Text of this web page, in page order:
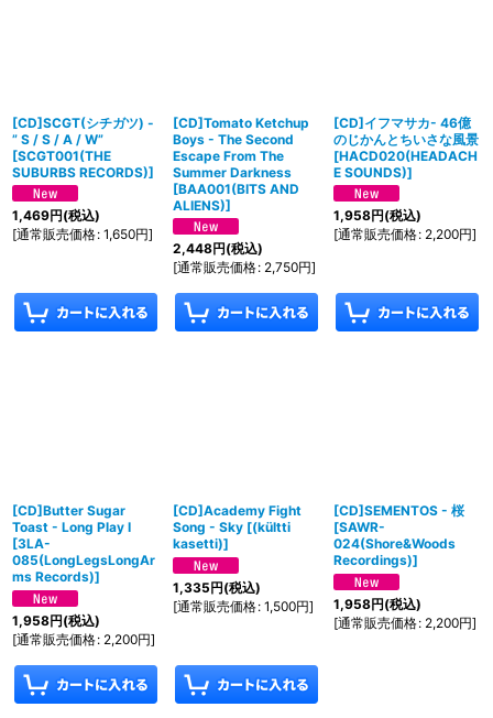
[CD]SCGT(シチガツ) -
” S / S / A / W”
[SCGT001(THE
SUBURBS RECORDS)]
1,469円(税込)
[通常販売価格: 1,650円]
[CD]Tomato Ketchup
Boys - The Second
Escape From The
Summer Darkness
[BAA001(BITS AND
ALIENS)]
2,448円(税込)
[通常販売価格: 2,750円]
[CD]イフマサカ- 46億
のじかんとちいさな風景
[HACD020(HEADACH
E SOUNDS)]
1,958円(税込)
[通常販売価格: 2,200円]
[CD]Butter Sugar
Toast - Long Play I
[3LA-
085(LongLegsLongAr
ms Records)]
1,958円(税込)
[通常販売価格: 2,200円]
[CD]Academy Fight
Song - Sky [(kültti
kasetti)]
1,335円(税込)
[通常販売価格: 1,500円]
[CD]SEMENTOS - 桜
[SAWR-
024(Shore&Woods
Recordings)]
1,958円(税込)
[通常販売価格: 2,200円]